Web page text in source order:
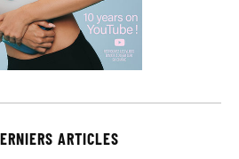
ARTICLES